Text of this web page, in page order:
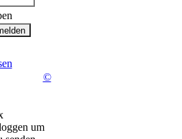
©
um